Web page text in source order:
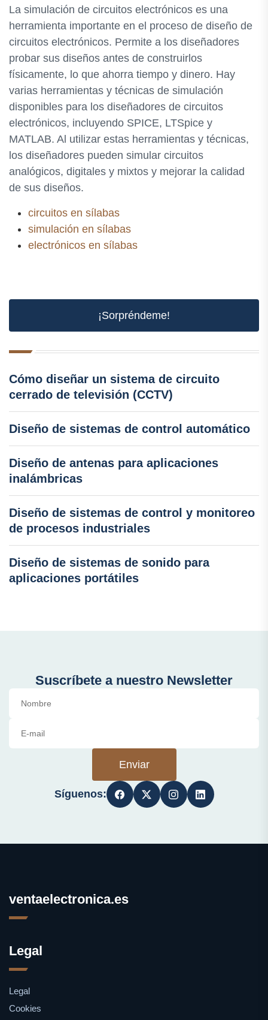
La simulación de circuitos electrónicos es una
herramienta importante en el proceso de diseño de
circuitos electrónicos. Permite a los diseñadores
probar sus diseños antes de construirlos
físicamente, lo que ahorra tiempo y dinero. Hay
varias herramientas y técnicas de simulación
disponibles para los diseñadores de circuitos
electrónicos, incluyendo SPICE, LTSpice y
MATLAB. Al utilizar estas herramientas y técnicas,
los diseñadores pueden simular circuitos
analógicos, digitales y mixtos y mejorar la calidad
de sus diseños.
circuitos en sílabas
simulación en sílabas
electrónicos en sílabas
¡Sorpréndeme!
Cómo diseñar un sistema de circuito
cerrado de televisión (CCTV)
Diseño de sistemas de control automático
Diseño de antenas para aplicaciones
inalámbricas
Diseño de sistemas de control y monitoreo
de procesos industriales
Diseño de sistemas de sonido para
aplicaciones portátiles
Suscríbete a nuestro Newsletter
Enviar
Síguenos:
ventaelectronica.es
Legal
Legal
Cookies